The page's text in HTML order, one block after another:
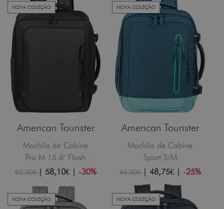
NOVA COLEÇÃO
American Tourister
Mochila de Cabine
Pro M 15.6" Flash
Black
83,00€| 58,10€| -30%
NOVA COLEÇÃO
American Tourister
Mochila de Cabine
Sport S/M
Azul/Turquesa
65,00€| 48,75€| -25%
NOVA COLEÇÃO NOVA COLEÇÃO